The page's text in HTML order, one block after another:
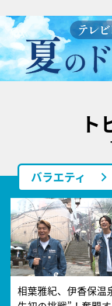
ト
バラエティ
相葉雅紀、伊香保温